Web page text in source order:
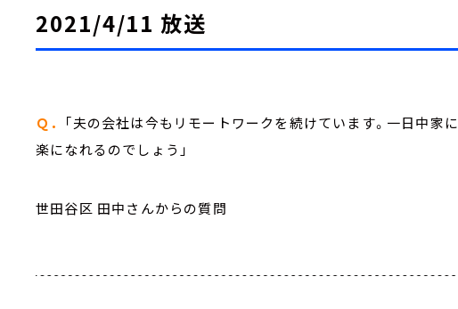
2021/4/11 放送
Ｑ．
「夫の会社は今もリモートワークを続けています。一日中家
楽になれるのでしょう」
世田谷区 田中さんからの質問